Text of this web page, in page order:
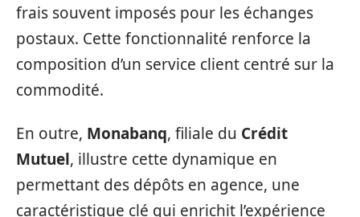
frais souvent imposés pour les échanges
postaux. Cette fonctionnalité renforce la
composition d’un service client centré sur la
commodité.
En outre, Monabanq, filiale du Crédit
Mutuel, illustre cette dynamique en
permettant des dépôts en agence, une
caractéristique clé qui enrichit l’expérience